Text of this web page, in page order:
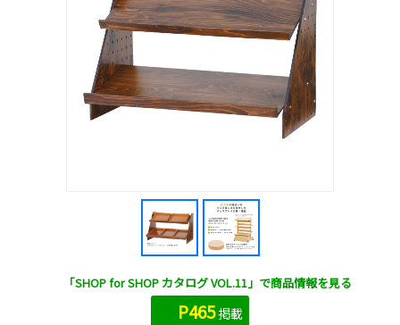
「SHOP for SHOP カタログ VOL.11」で商品情報を見る
P465掲載